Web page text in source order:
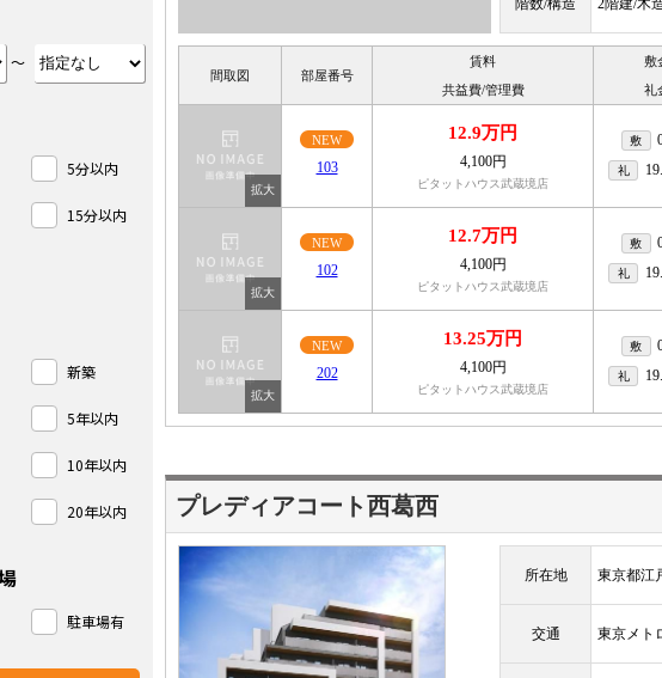
階数/構造 2階建/木
間取図 部屋番号
賃料
共益費/管理費
敷
礼
NEW
103
12.9万円
4,100円
ピタットハウス武蔵境店
敷
礼
NEW
102
12.7万円
4,100円
ピタットハウス武蔵境店
敷
礼
NEW
202
13.25万円
4,100円
ピタットハウス武蔵境店
敷
礼
プレディアコート西葛西
所在地 東京都江
交通 東京メト
～
5分以内
15分以内
新築
5年以内
10年以内
20年以内
駐車場有